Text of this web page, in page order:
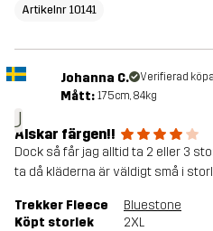
Artikelnr 10141
J
Johanna C. Verifierad
Mått: 175cm, 84kg
Älskar färgen!!
Dock så får jag alltid ta 2 eller 3
ta då kläderna är väldigt små i
Trekker Fleece
Bluestone
Köpt storlek
2XL